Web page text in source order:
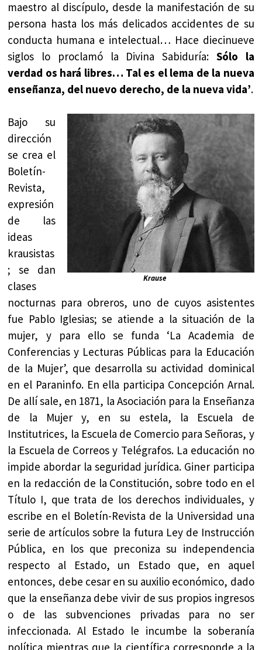
maestro al discípulo, desde la manifestación de su
persona hasta los más delicados accidentes de su
conducta humana e intelectual… Hace diecinueve
siglos lo proclamó la Divina Sabiduría: Sólo la
verdad os hará libres… Tal es el lema de la nueva
enseñanza, del nuevo derecho, de la nueva vida’.
Krause
Bajo su
dirección
se crea el
Boletín-
Revista,
expresión
de las
ideas
krausistas
; se dan
clases
nocturnas para obreros, uno de cuyos asistentes
fue Pablo Iglesias; se atiende a la situación de la
mujer, y para ello se funda ‘La Academia de
Conferencias y Lecturas Públicas para la Educación
de la Mujer’, que desarrolla su actividad dominical
en el Paraninfo. En ella participa Concepción Arnal.
De allí sale, en 1871, la Asociación para la Enseñanza
de la Mujer y, en su estela, la Escuela de
Institutrices, la Escuela de Comercio para Señoras, y
la Escuela de Correos y Telégrafos. La educación no
impide abordar la seguridad jurídica. Giner participa
en la redacción de la Constitución, sobre todo en el
Título I, que trata de los derechos individuales, y
escribe en el Boletín-Revista de la Universidad una
serie de artículos sobre la futura Ley de Instrucción
Pública, en los que preconiza su independencia
respecto al Estado, un Estado que, en aquel
entonces, debe cesar en su auxilio económico, dado
que la enseñanza debe vivir de sus propios ingresos
o de las subvenciones privadas para no ser
infeccionada. Al Estado le incumbe la soberanía